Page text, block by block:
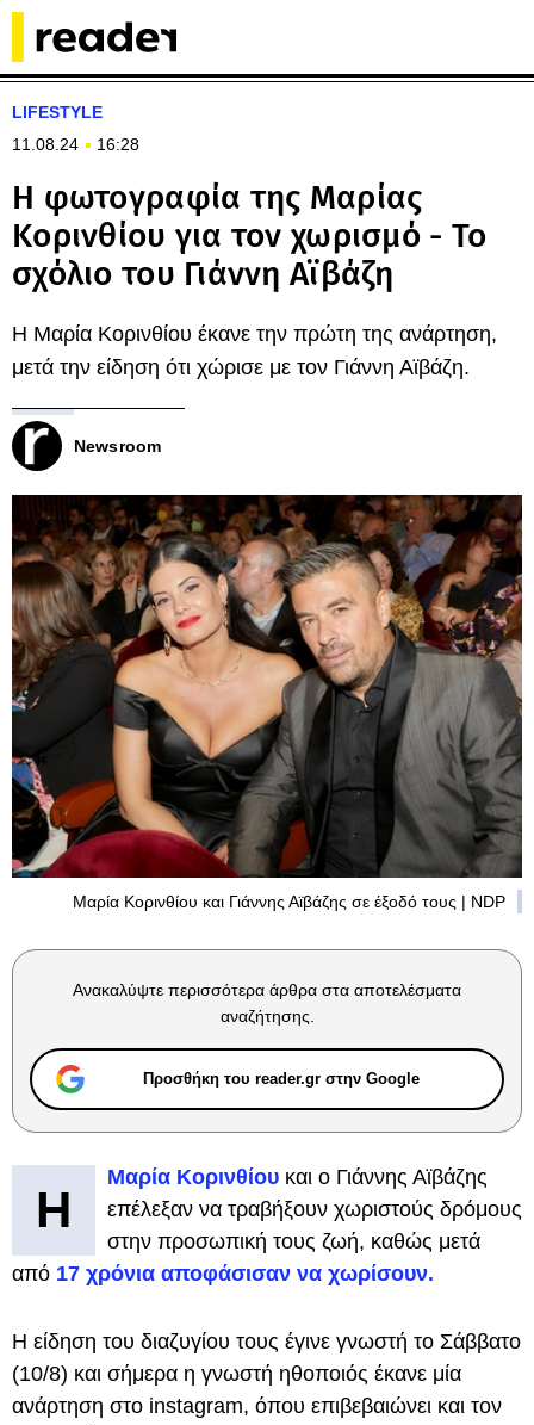
LIFESTYLE
11.08.24
16:28
Η φωτογραφία της Μαρίας
Κορινθίου για τον χωρισμό - Το
σχόλιο του Γιάννη Αϊβάζη
Η Μαρία Κορινθίου έκανε την πρώτη της ανάρτηση,
μετά την είδηση ότι χώρισε με τον Γιάννη Αϊβάζη.
Newsroom
Μαρία Κορινθίου και Γιάννης Αϊβάζης σε έξοδό τους | NDP
Ανακαλύψτε περισσότερα άρθρα στα αποτελέσματα
αναζήτησης.
Προσθήκη του reader.gr στην Google
Η
Μαρία Κορινθίου και ο Γιάννης Αϊβάζης
επέλεξαν να τραβήξουν χωριστούς δρόμους
στην προσωπική τους ζωή, καθώς μετά
από 17 χρόνια αποφάσισαν να χωρίσουν.
Η είδηση του διαζυγίου τους έγινε γνωστή το Σάββατο
(10/8) και σήμερα η γνωστή ηθοποιός έκανε μία
ανάρτηση στο instagram, όπου επιβεβαιώνει και τον